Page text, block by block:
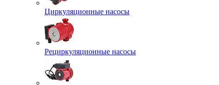
Циркуляционные насосы
Рециркуляционные насосы